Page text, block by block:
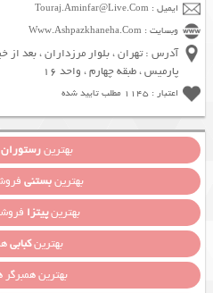
ایمیل : Touraj.Aminfar@Live.Com
وبسایت : Www.Ashpazkhaneha.Com
پارمیس ، طبقه چهارم ، واحد 16
اعتبار : 1145 مطلب تایید شده
بهترینرستوران
بهترینبستنی
بهترینپیتزا
بهترینکبابی
بهترین همبرگر